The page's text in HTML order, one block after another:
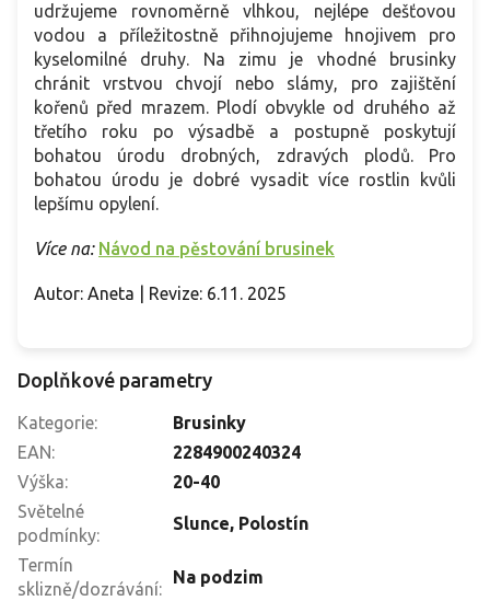
udržujeme rovnoměrně vlhkou, nejlépe dešťovou
vodou a příležitostně přihnojujeme hnojivem pro
kyselomilné druhy. Na zimu je vhodné brusinky
chránit vrstvou chvojí nebo slámy, pro zajištění
kořenů před mrazem. Plodí obvykle od druhého až
třetího roku po výsadbě a postupně poskytují
bohatou úrodu drobných, zdravých plodů. Pro
bohatou úrodu je dobré vysadit více rostlin kvůli
lepšímu opylení.
Více na: Návod na pěstování brusinek
Autor: Aneta | Revize: 6.11. 2025
Doplňkové parametry
Kategorie:
Brusinky
EAN:
2284900240324
Výška:
20-40
Světelné
podmínky:
Slunce, Polostín
Termín
sklizně/dozrávání:
Na podzim